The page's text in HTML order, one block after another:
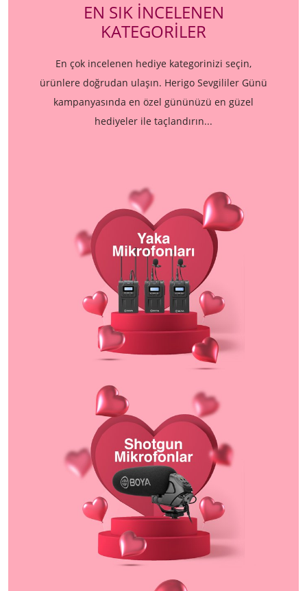
EN SIK İNCELENEN
KATEGORİLER
En çok incelenen hediye kategorinizi seçin,
ürünlere doğrudan ulaşın. Herigo Sevgililer Günü
kampanyasında en özel gününüzü en güzel
hediyeler ile taçlandırın...